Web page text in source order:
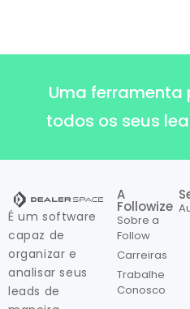
Uma
todos os seus
É um software
capaz de
organizar e
analisar seus
leads de
A
Followize
Sobre a
Follow
Carreiras
Trabalhe
Conosco